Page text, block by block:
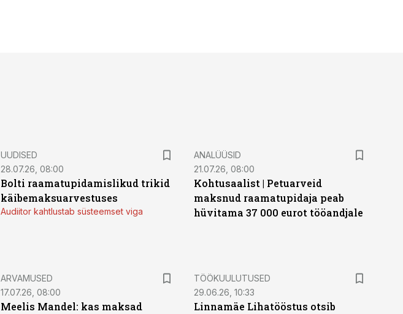
UUDISED
28.07.26, 08:00
Bolti raamatupidamislikud trikid
käibemaksuarvestuses
Audiitor kahtlustab süsteemset viga
ANALÜÜSID
21.07.26, 08:00
Kohtusaalist | Petuarveid
maksnud raamatupidaja peab
hüvitama 37 000 eurot tööandjale
ARVAMUSED
17.07.26, 08:00
Meelis Mandel: kas maksad
ST
TÖÖKUULUTUSED
29.06.26, 10:33
Linnamäe Lihatööstus otsib